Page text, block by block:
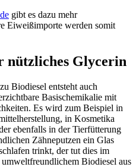
gibt es dazu mehr
Eiweißimporte werden somit
nützliches Glycerin
Biodiesel entsteht auch
Basischemikalie mit
Es wird zum Beispiel in
in Kosmetika
ebenfalls in der Tierfütterung
Zähneputzen ein Glas
trinkt, der tut dies im
Biodiesel aus